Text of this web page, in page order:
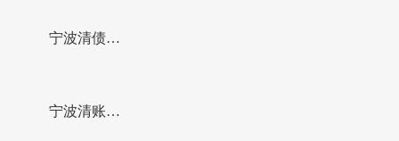
宁波清债公
司成功调解
宁波清账公